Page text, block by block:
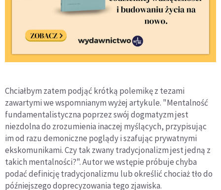
Chciałbym zatem podjąć krótką polemikę z tezami
zawartymi we wspomnianym wyżej artykule. "Mentalność
fundamentalistyczna poprzez swój dogmatyzm jest
niezdolna do zrozumienia inaczej myślących, przypisując
im od razu demoniczne poglądy i szafując prywatnymi
ekskomunikami. Czy tak zwany tradycjonalizm jest jedną z
takich mentalności?". Autor we wstępie próbuje chyba
podać definicję tradycjonalizmu lub określić chociaż tło do
późniejszego doprecyzowania tego zjawiska.